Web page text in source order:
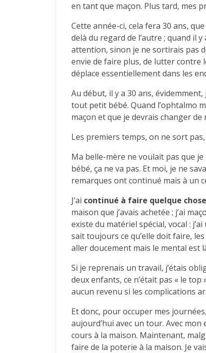
en tant que maçon. Plus tard, mes
Cette année-ci, cela fera 30 ans,
delà du regard de l’autre ; quand il
attention, sinon je ne sortirais pas
envie de faire plus, de lutter contre
déplace essentiellement dans les
Au début, il y a 30 ans, évidemment,
tout petit bébé. Quand l’ophtalmo
maçon et que je devrais changer
Les premiers temps, on ne sort
Ma belle-mère ne voulait pas que
bébé, ça ne va pas. Et moi, je ne
remarques ont continué mais à un
J’ai continué à faire quelque
maison que j’avais achetée ; j’ai
existe du matériel spécial, vocal :
sait toujours ce qu’elle doit faire,
aller doucement mais le mental est
Si je reprenais un travail, j’étais
deux enfants, ce n’était pas « le
aucun revenu si les complications
Et donc, pour occuper mes
aujourd’hui avec un tour. Avec
cours à la maison. Maintenant,
faire de la poterie à la maison. Je